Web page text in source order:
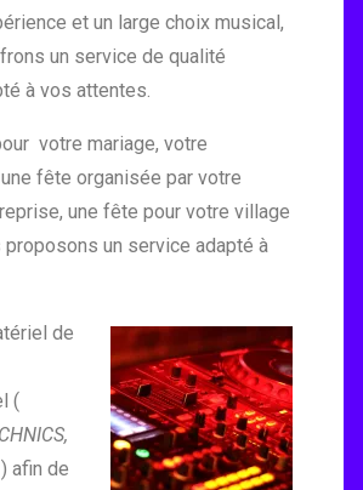
et un large choix musical,
un service de qualité
à vos attentes.
votre mariage, votre
fête organisée par votre
une fête pour votre village
proposons un service adapté à
de
(
,
) afin de